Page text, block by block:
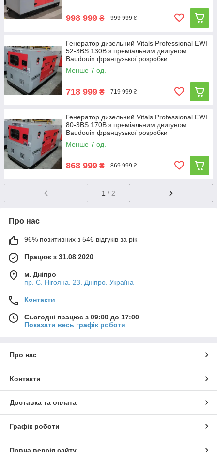
998 999 ₴ 999 999 ₴
Генератор дизельний Vitals Professional EWI
52-3BS.130B з преміальним двигуном
Baudouin французької розробки
Менше 7 од.
718 999 ₴ 719 999 ₴
Генератор дизельний Vitals Professional EWI
80-3BS.170B з преміальним двигуном
Baudouin французької розробки
Менше 7 од.
868 999 ₴ 869 999 ₴
1 / 2
Про нас
96% позитивних з 546 відгуків за рік
Працює з 31.08.2020
м. Дніпро
пр. С. Нігояна, 23, Дніпро, Україна
Контакти
Сьогодні працює з 09:00 до 17:00
Показати весь графік роботи
Про нас
Контакти
Доставка та оплата
Графік роботи
Повна версія сайту